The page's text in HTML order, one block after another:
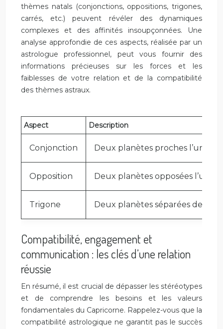
thèmes natals (conjonctions, oppositions, trigones,
carrés, etc.) peuvent révéler des dynamiques
complexes et des affinités insoupçonnées. Une
analyse approfondie de ces aspects, réalisée par un
astrologue professionnel, peut vous fournir des
informations précieuses sur les forces et les
faiblesses de votre relation et de la compatibilité
des thèmes astraux.
Aspect Description
Conjonction Deux planètes proches l’une
Opposition Deux planètes opposées l’une
Trigone Deux planètes séparées de 120
Compatibilité, engagement et
communication : les clés d’une relation
réussie
En résumé, il est crucial de dépasser les stéréotypes
et de comprendre les besoins et les valeurs
fondamentales du Capricorne. Rappelez-vous que la
compatibilité astrologique ne garantit pas le succès